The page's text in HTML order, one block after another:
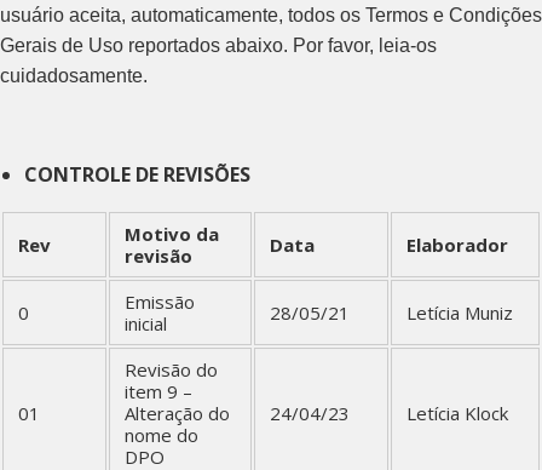
usuário aceita, automaticamente, todos os Termos e Condições
Gerais de Uso reportados abaixo. Por favor, leia-os
cuidadosamente.
CONTROLE DE REVISÕES
Rev
Motivo da
revisão
Data Elaborador
0
Emissão
inicial
28/05/21 Letícia Muniz
01
Revisão do
item 9 –
Alteração do
nome do
DPO
24/04/23 Letícia Klock